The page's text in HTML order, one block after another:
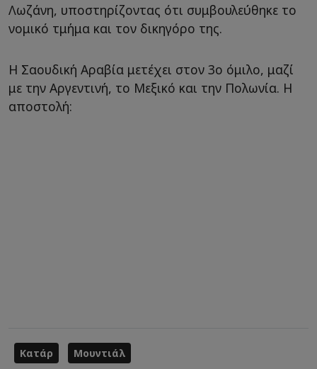
Λωζάνη, υποστηρίζοντας ότι συμβουλεύθηκε το
νομικό τμήμα και τον δικηγόρο της.
Η Σαουδική Αραβία μετέχει στον 3ο όμιλο, μαζί
με την Αργεντινή, το Μεξικό και την Πολωνία. Η
αποστολή:
Κατάρ Μουντιάλ